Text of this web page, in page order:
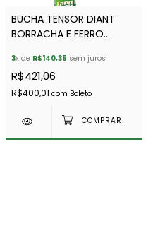
BUCHA TENSOR DIANT
BORRACHA E FERRO
/DEF 300 TDI E PUMA (KIT
C/4) -ALLMAKES-
NTC6860
3x de R$140,35 sem juros
R$421,06
R$400,01 com Boleto